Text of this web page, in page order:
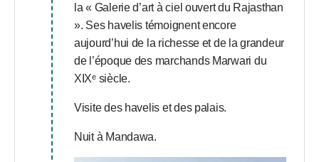
la « Galerie d’art à ciel ouvert du Rajasthan
». Ses havelis témoignent encore
aujourd’hui de la richesse et de la grandeur
de l’époque des marchands Marwari du
XIXᵉ siècle.
Visite des havelis et des palais.
Nuit à Mandawa.